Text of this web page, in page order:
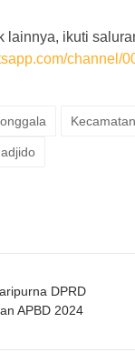
lainnya, ikuti
channel/
DPRD
APBD 2024